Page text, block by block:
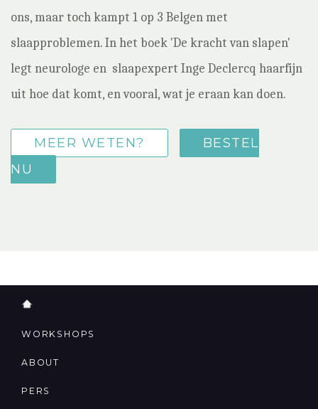
ons, maar toch kampt 1 op 3 Belgen met
slaapproblemen. In het boek 'De kracht van slapen'
legt neurologe en slaapexpert Inge Declercq haarfijn
uit hoe dat komt, en vooral, wat je eraan kan doen.
MEER WETEN?
BESTEL
NU
WORKSHOPS
ABOUT
PERS